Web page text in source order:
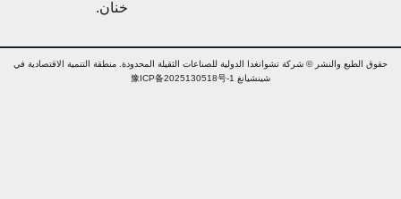
خنان.
الطبع والنشر © شركة تشوانغدا الدولية للصناعات الثقيلة المحدودة. منطقة التنمية الاقتصادية في
شينشيانغ 豫ICP备2025130518号-1